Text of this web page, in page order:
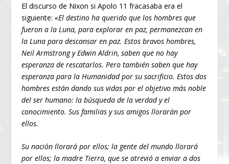
El discurso de Nixon si Apolo 11 fracasaba era el
siguiente:«El destino ha querido que los hombres que
fueron a la Luna, para explorar en paz, permanezcan en
la Luna para descansar en paz. Estos bravos hombres,
Neil Armstrong y Edwin Aldrin, saben que no hay
esperanza de rescatarlos. Pero también saben que hay
esperanza para la Humanidad por su sacrificio. Estos dos
hombres están dando sus vidas por el objetivo más noble
del ser humano: la búsqueda de la verdad y el
conocimiento. Sus familias y sus amigos llorarán por
ellos.
Su nación llorará por ellos; la gente del mundo llorará
por ellos; la madre Tierra, que se atrevió a enviar a dos